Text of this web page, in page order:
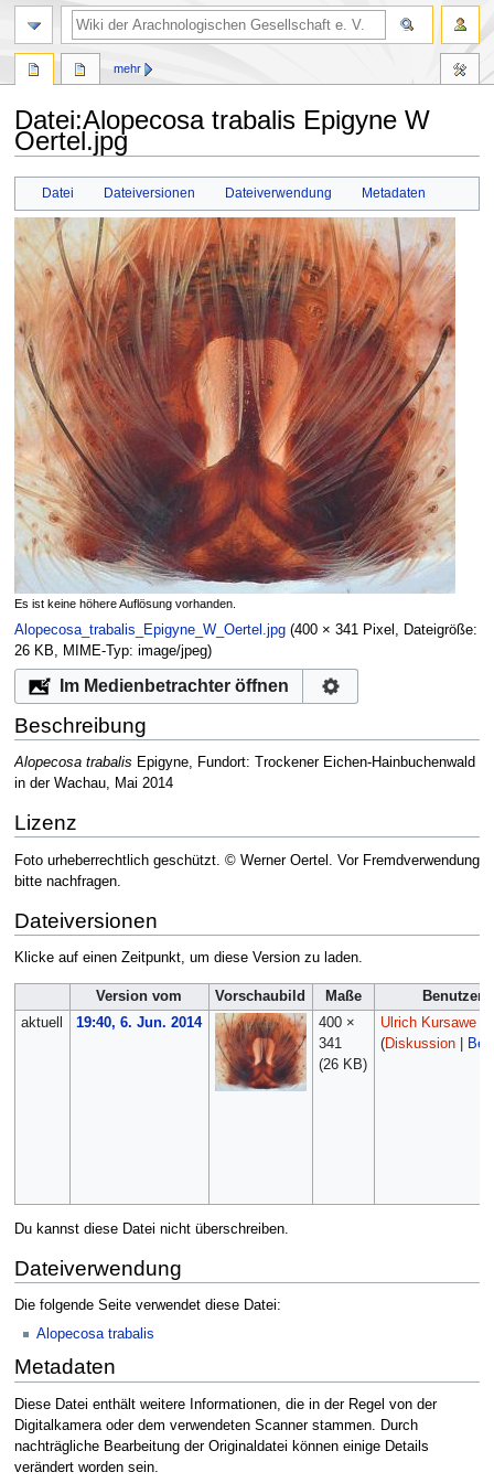
Datei:Alopecosa trabalis Epigyne W
Oertel.jpg
springen
springen
Datei Dateiversionen Dateiverwendung Metadaten
Es ist keine höhere Auflösung vorhanden.
Alopecosa_trabalis_Epigyne_W_Oertel.jpg‎ (400 × 341 Pixel, Dateigröße:
26 KB, MIME-Typ: image/jpeg)
Im Medienbetrachter öffnen
Beschreibung
Alopecosa trabalis Epigyne, Fundort: Trockener Eichen-Hainbuchenwald
in der Wachau, Mai 2014
Lizenz
Foto urheberrechtlich geschützt. © Werner Oertel. Vor Fremdverwendung
bitte nachfragen.
Dateiversionen
Klicke auf einen Zeitpunkt, um diese Version zu laden.
Version vom Vorschaubild Maße
Benutzer
aktuell
19:40, 6. Jun. 2014
400 ×
341
(26 KB)
Ulrich Kursawe
(Diskussion|
Du kannst diese Datei nicht überschreiben.
Dateiverwendung
Die folgende Seite verwendet diese Datei:
Alopecosa trabalis
Metadaten
Diese Datei enthält weitere Informationen, die in der Regel von der
Digitalkamera oder dem verwendeten Scanner stammen. Durch
nachträgliche Bearbeitung der Originaldatei können einige Details
verändert worden sein.
mehr